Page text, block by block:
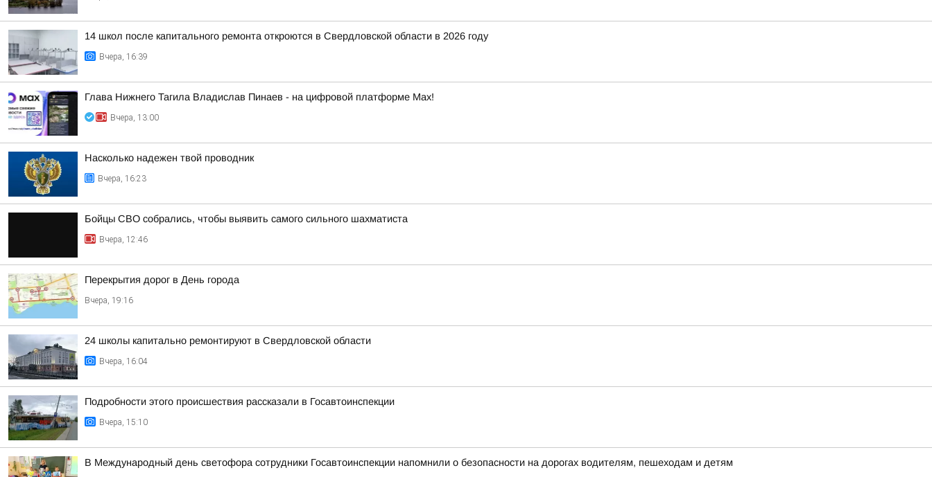
14 школ после капитального ремонта откроются в Свердловской области в 2026 году
Вчера, 16:39
Глава Нижнего Тагила Владислав Пинаев - на цифровой платформе Max!
Вчера, 13:00
Насколько надежен твой проводник
Вчера, 16:23
Бойцы СВО собрались, чтобы выявить самого сильного шахматиста
Вчера, 12:46
Перекрытия дорог в День города
Вчера, 19:16
24 школы капитально ремонтируют в Свердловской области
Вчера, 16:04
Подробности этого происшествия рассказали в Госавтоинспекции
Вчера, 15:10
В Международный день светофора сотрудники Госавтоинспекции напомнили о безопасности на дорогах водителям, пешеходам и детям